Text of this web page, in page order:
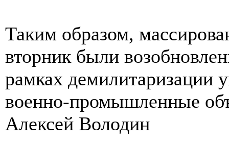
Таким образом,
вторник были
рамках демилитаризации
военно-промышленные
Алексей Володин